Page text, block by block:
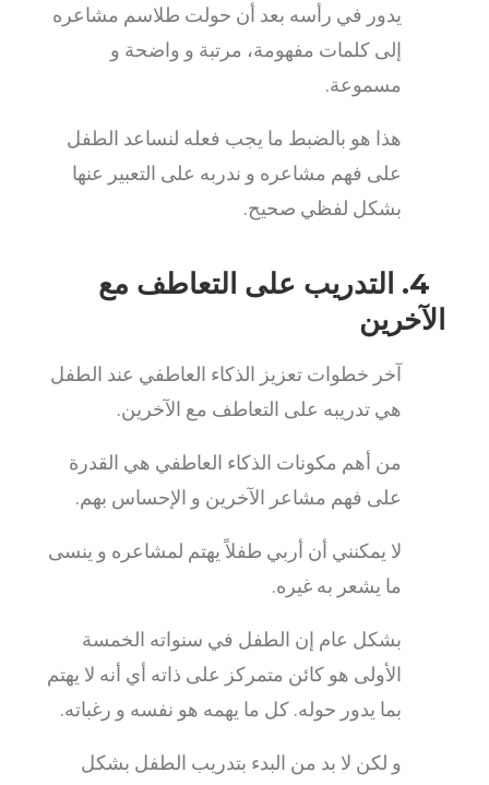
يدور في رأسه بعد أن حولت طلاسم مشاعره
إلى كلمات مفهومة، مرتبة و واضحة و
مسموعة.
هذا هو بالضبط ما يجب فعله لنساعد الطفل
على فهم مشاعره و ندربه على التعبير عنها
بشكل لفظي صحيح.
4. التدريب على التعاطف مع
الآخرين
آخر خطوات تعزيز الذكاء العاطفي عند الطفل
هي تدريبه على التعاطف مع الآخرين.
من أهم مكونات الذكاء العاطفي هي القدرة
على فهم مشاعر الآخرين و الإحساس بهم.
لا يمكنني أن أربي طفلاً يهتم لمشاعره و ينسى
ما يشعر به غيره.
بشكل عام إن الطفل في سنواته الخمسة
الأولى هو كائن متمركز على ذاته أي أنه لا يهتم
بما يدور حوله. كل ما يهمه هو نفسه و رغباته.
و لكن لا بد من البدء بتدريب الطفل بشكل